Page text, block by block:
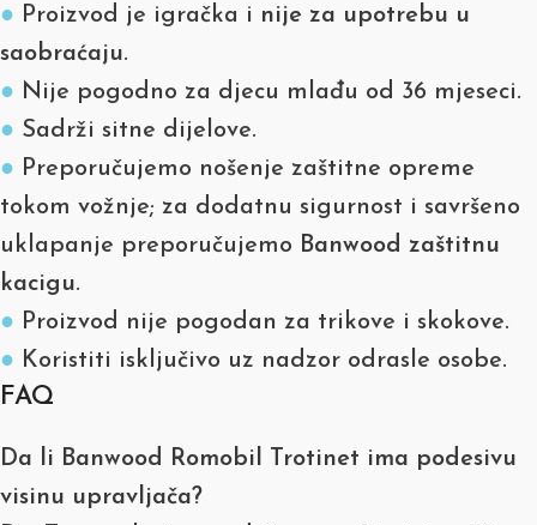
● Proizvod je igračka i nije za upotrebu u
saobraćaju.
● Nije pogodno za djecu mlađu od 36 mjeseci.
● Sadrži sitne dijelove.
● Preporučujemo nošenje zaštitne opreme
tokom vožnje; za dodatnu sigurnost i savršeno
uklapanje preporučujemo Banwood zaštitnu
kacigu.
● Proizvod nije pogodan za trikove i skokove.
● Koristiti isključivo uz nadzor odrasle osobe.
FAQ
Da li Banwood Romobil Trotinet ima podesivu
visinu upravljača?